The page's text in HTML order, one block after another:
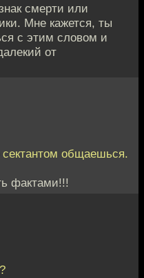
смерти или
Мне кажется, ты
с этим словом и
от
общаешься.
фактами!!!